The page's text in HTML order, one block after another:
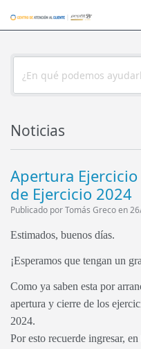
Noticias
Noticias
Apertura
de Ejercicio 2024
Publicado por Tomás Greco en
Estimados, buenos días.
¡Esperamos que tengan un
Como ya saben esta por
apertura y cierre de los
2024.
Por esto recuerde ingresar,